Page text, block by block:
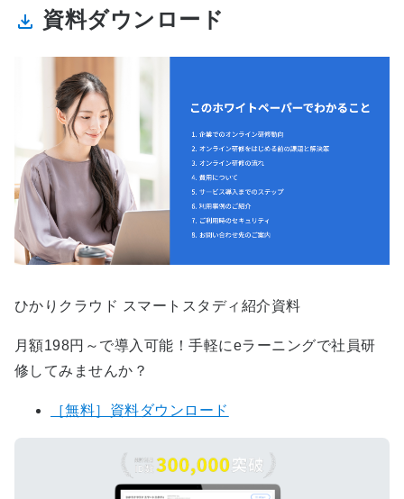
資料ダウンロード
ひかりクラウド スマートスタディ紹介資料
月額198円～で導入可能！手軽にeラーニングで社員研
修してみませんか？
［無料］資料ダウンロード